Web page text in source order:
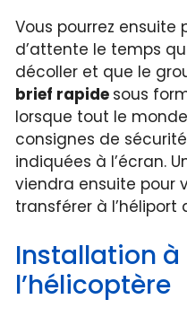
Vous pourrez ensuite
d’attente le temps
décoller et que le
brief rapide sous
lorsque tout le
consignes de
indiquées à l’écran.
viendra ensuite pour
transférer à
Installation
l’hélicoptère